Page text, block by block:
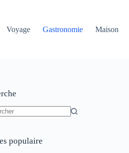
Voyage Gastronomie Maison
populaire